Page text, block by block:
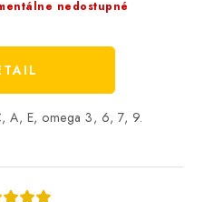
nedostupné
A, E, omega 3, 6, 7, 9.